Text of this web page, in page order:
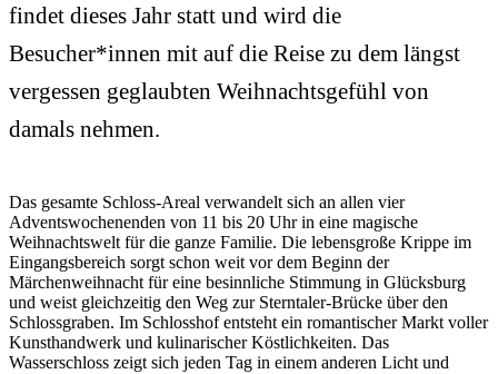
findet dieses Jahr statt und wird die
Besucher*innen mit auf die Reise zu dem längst
vergessen geglaubten Weihnachtsgefühl von
damals nehmen.
Das gesamte Schloss-Areal verwandelt sich an allen vier
Adventswochenenden von 11 bis 20 Uhr in eine magische
Weihnachtswelt für die ganze Familie. Die lebensgroße Krippe im
Eingangsbereich sorgt schon weit vor dem Beginn der
Märchenweihnacht für eine besinnliche Stimmung in Glücksburg
und weist gleichzeitig den Weg zur Sterntaler-Brücke über den
Schlossgraben. Im Schlosshof entsteht ein romantischer Markt voller
Kunsthandwerk und kulinarischer Köstlichkeiten. Das
Wasserschloss zeigt sich jeden Tag in einem anderen Licht und